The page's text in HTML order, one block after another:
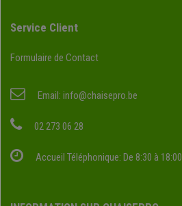
Service Client
Formulaire de Contact
Email: info@chaisepro.be
02 273 06 28
Accueil Téléphonique: De 8:30 à 18:00